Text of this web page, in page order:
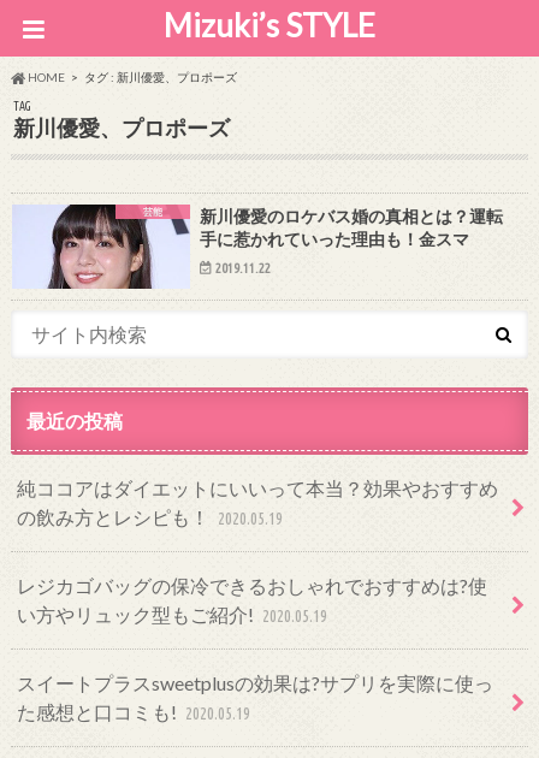
Mizuki’s STYLE
HOME タグ : 新川優愛、プロポーズ
TAG
新川優愛、プロポーズ
芸能
新川優愛のロケバス婚の真相とは？運転
手に惹かれていった理由も！金スマ
2019.11.22
最近の投稿
純ココアはダイエットにいいって本当？効果やおすすめ
の飲み方とレシピも！
2020.05.19
レジカゴバッグの保冷できるおしゃれでおすすめは?使
い方やリュック型もご紹介! 2020.05.19
スイートプラスsweetplusの効果は?サプリを実際に使っ
た感想と口コミも! 2020.05.19